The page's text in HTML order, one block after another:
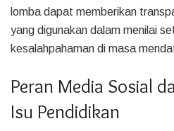
lomba dapat memberikan
yang digunakan dalam menilai
kesalahpahaman di masa
Peran Media Sosial
Isu Pendidikan